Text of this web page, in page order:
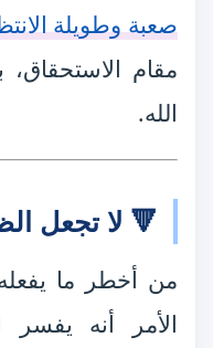
صعبة وطويلة
مقام
الله.
🔻 لا تجعل
من أخطر ما
الأمر أنه يفسر